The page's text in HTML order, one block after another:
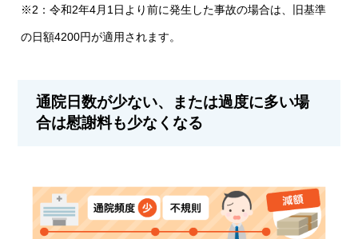
※2：令和2年4月1日より前に発生した事故の場合は、旧基準
の日額4200円が適用されます。
通院日数が少ない、または過度に多い場
合は慰謝料も少なくなる